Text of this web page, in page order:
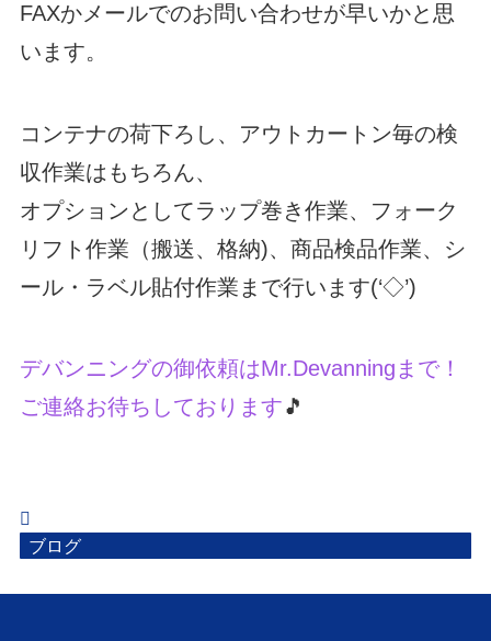
FAXかメールでのお問い合わせが早いかと思
います。
コンテナの荷下ろし、アウトカートン毎の検
収作業はもちろん、
オプションとしてラップ巻き作業、フォーク
リフト作業（搬送、格納)、商品検品作業、シ
ール・ラベル貼付作業まで行います(‘◇’)ゞ
デバンニングの御依頼はMr.Devanningまで！
ご連絡お待ちしております🎵
ブログ